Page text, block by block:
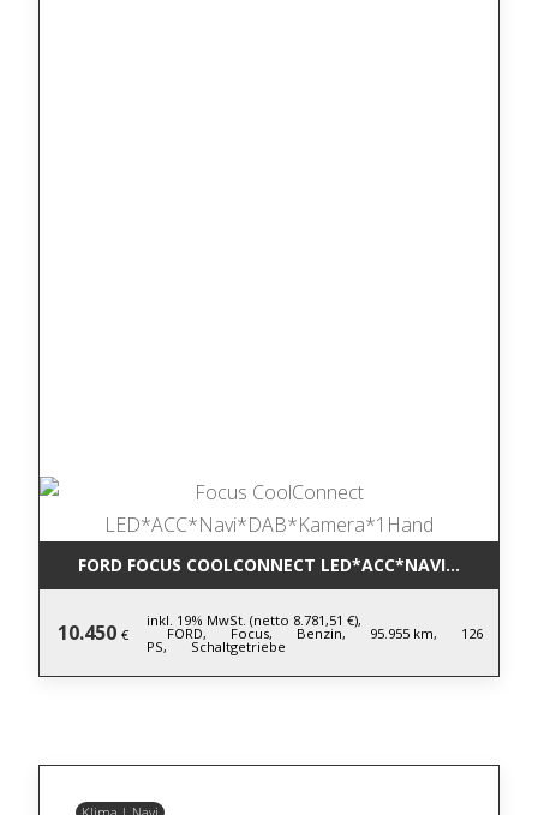
FORD FOCUS COOLCONNECT
10.450 €
inkl. 19% MwSt. (netto 8.781,51 €),
FORD, Focus, Benzin, 95.955 km, 126
PS, Schaltgetriebe